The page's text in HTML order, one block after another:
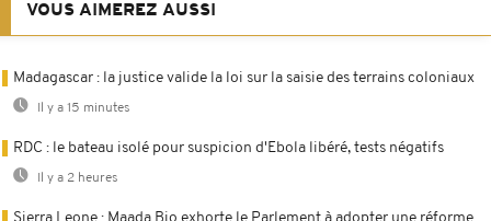
VOUS AIMEREZ AUSSI
Madagascar : la justice valide la loi sur la saisie des terrains coloniaux
Il y a 15 minutes
RDC : le bateau isolé pour suspicion d'Ebola libéré, tests négatifs
Il y a 2 heures